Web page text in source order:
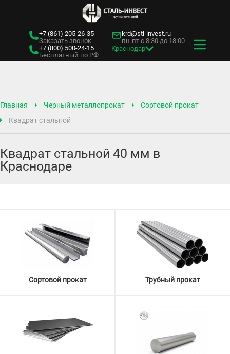
+7 (861) 205-26-35
Заказать звонок
+7 (800) 500-24-15
Бесплатный по РФ
krd@stl-invest.ru
пн-пт с 8:30 до 18:00
Краснодар
Главная Черный металлопрокат
Сортовой прокат
Квадрат стальной
Квадрат стальной 40 мм в
Краснодаре
Сортовой прокат Трубный прокат